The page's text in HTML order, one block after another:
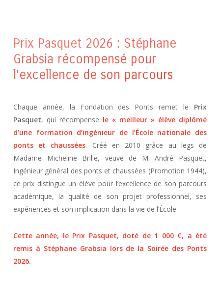
Prix Pasquet 2026 : Stéphane
Grabsia récompensé pour
l’excellence de son parcours
Chaque année, la Fondation des Ponts remet le Prix
Pasquet, qui récompense le « meilleur » élève diplômé
d’une formation d’ingénieur de l’École nationale des
ponts et chaussées. Créé en 2010 grâce au legs de
Madame Micheline Brille, veuve de M. André Pasquet,
Ingénieur général des ponts et chaussées (Promotion 1944),
ce prix distingue un élève pour l’excellence de son parcours
académique, la qualité de son projet professionnel, ses
expériences et son implication dans la vie de l’École.
Cette année, le Prix Pasquet, doté de 1 000 €, a été
remis à Stéphane Grabsia lors de la Soirée des Ponts
2026.